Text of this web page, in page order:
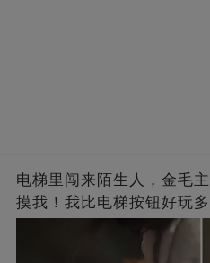
电梯里闯来陌生人，金毛
摸我！我比电梯按钮好玩多